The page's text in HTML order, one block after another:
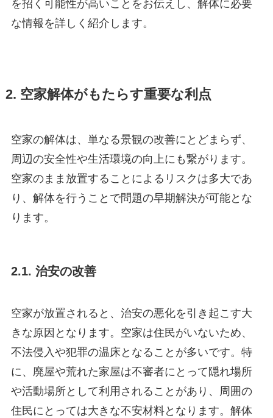
を招く可能性が高いことをお伝えし、解体に必要
な情報を詳しく紹介します。
2. 空家解体がもたらす重要な利点
空家の解体は、単なる景観の改善にとどまらず、
周辺の安全性や生活環境の向上にも繋がります。
空家のまま放置することによるリスクは多大であ
り、解体を行うことで問題の早期解決が可能とな
ります。
2.1. 治安の改善
空家が放置されると、治安の悪化を引き起こす大
きな原因となります。空家は住民がいないため、
不法侵入や犯罪の温床となることが多いです。特
に、廃屋や荒れた家屋は不審者にとって隠れ場所
や活動場所として利用されることがあり、周囲の
住民にとっては大きな不安材料となります。解体